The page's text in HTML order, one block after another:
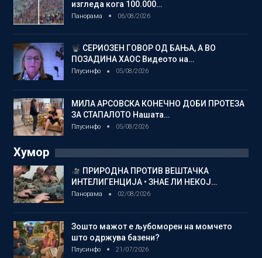
изгледа кога 100.000…
Панорама 06/08/2026
СЕРИОЗЕН ГОВОР ОД БАЊА, А ВО
ПОЗАДИНА ХАОС Видеото на…
Плусинфо 05/08/2026
МИЛА АРСОВСКА КОНЕЧНО ДОБИ ПРОТЕЗА
ЗА СТАПАЛОТО Нашата…
Плусинфо 05/08/2026
Хумор
ПРИРОДНА ПРОТИВ ВЕШТАЧКА
ИНТЕЛИГЕНЦИЈА • ЗНАЕ ЛИ НЕКОЈ…
Панорама 02/08/2026
Зошто мажот е љубоморен на момчето
што одржува базени?
Плусинфо 21/07/2026